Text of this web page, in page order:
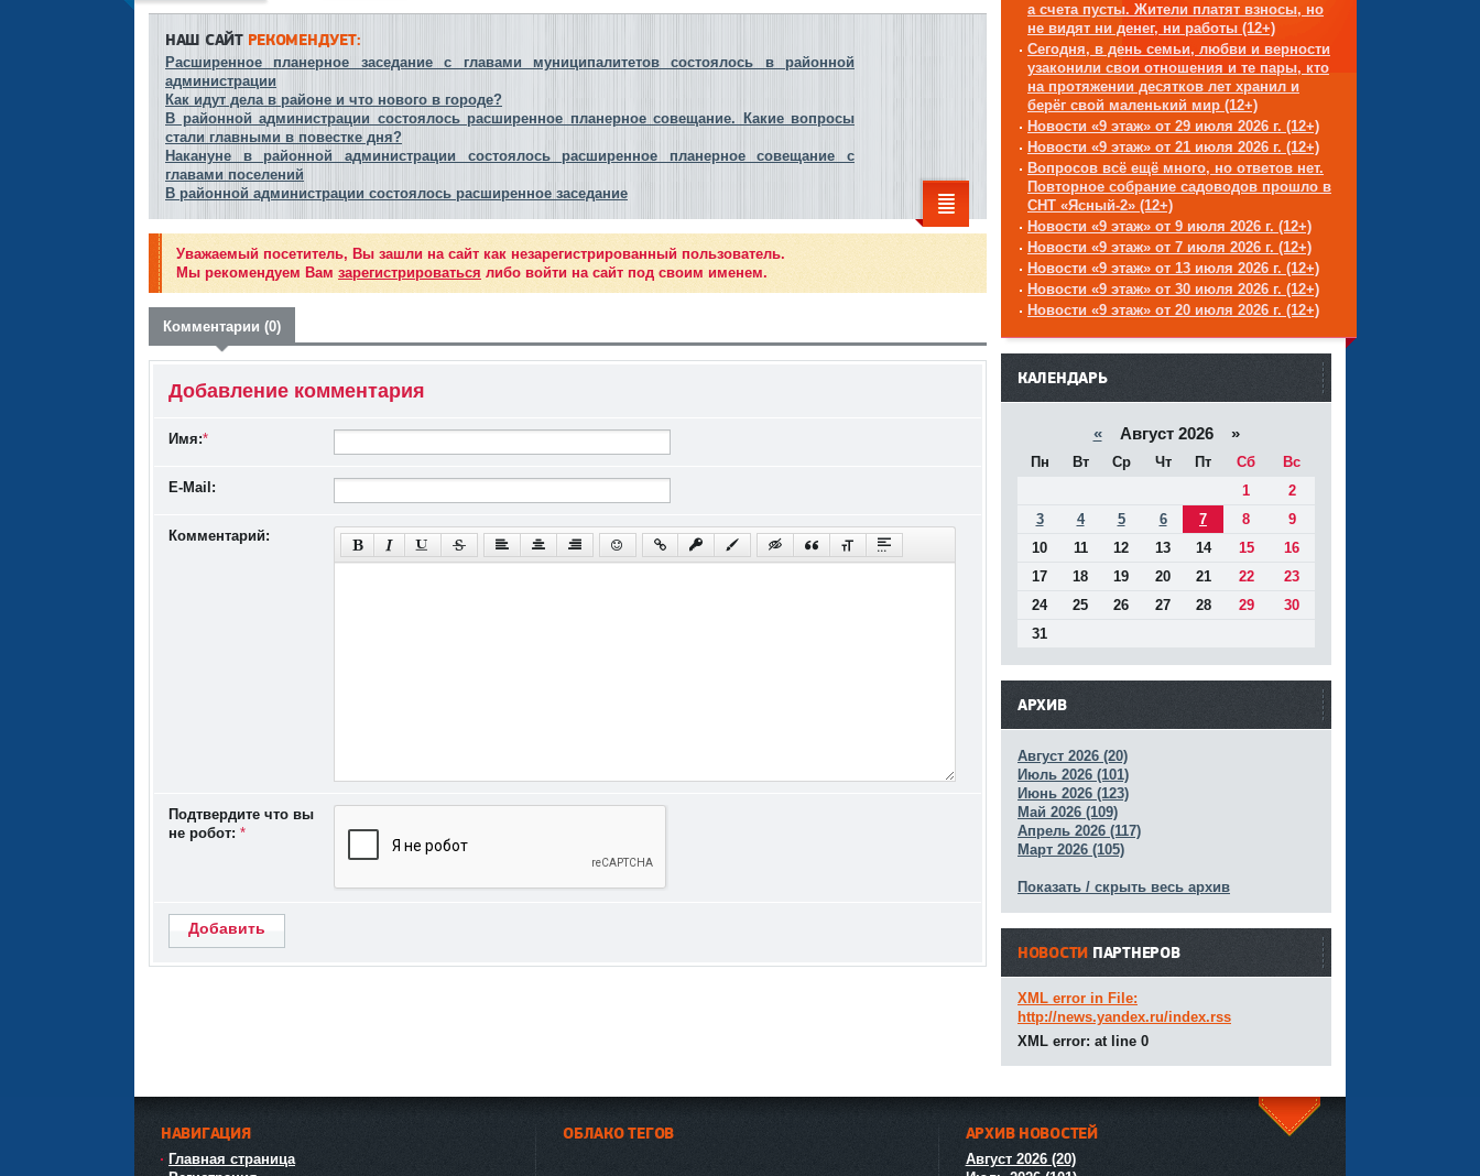
НАШ САЙТРЕКОМЕНДУЕТ:
Расширенное планерное заседание с главами муниципалитетов состоялось в районной
администрации
Как идут дела в районе и что нового в городе?
В районной администрации состоялось расширенное планерное совещание. Какие вопросы
стали главными в повестке дня?
Накануне в районной администрации состоялось расширенное планерное совещание с
главами поселений
В районной администрации состоялось расширенное заседание
Уважаемый посетитель, Вы зашли на сайт как незарегистрированный пользователь.
Мы рекомендуем Вам зарегистрироваться либо войти на сайт под своим именем.
Комментарии (0)
Добавление комментария
Имя:*
E-Mail:
Комментарий:
Подтвердите что вы
не робот: *
Добавить
а счета пусты. Жители платят взносы, но
не видят ни денег, ни работы (12+)
Сегодня, в день семьи, любви и верности
узаконили свои отношения и те пары, кто
на протяжении десятков лет хранил и
берёг свой маленький мир (12+)
Новости «9 этаж» от 29 июля 2026 г. (12+)
Новости «9 этаж» от 21 июля 2026 г. (12+)
Вопросов всё ещё много, но ответов нет.
Повторное собрание садоводов прошло в
СНТ «Ясный-2» (12+)
Новости «9 этаж» от 9 июля 2026 г. (12+)
Новости «9 этаж» от 7 июля 2026 г. (12+)
Новости «9 этаж» от 13 июля 2026 г. (12+)
Новости «9 этаж» от 30 июля 2026 г. (12+)
Новости «9 этаж» от 20 июля 2026 г. (12+)
------
КАЛЕНДАРЬ
«Август 2026 »
Пн Вт Ср Чт Пт Сб
Вс
1
2
3
4 5 6 7 8
9
10
11 12 13 14 15
16
17
18 19 20 21 22
23
24
25 26 27 28 29
30
31
АРХИВ
Август 2026 (20)
Июль 2026 (101)
Июнь 2026 (123)
Май 2026 (109)
Апрель 2026 (117)
Март 2026 (105)
Показать / скрыть весь архив
НОВОСТИ ПАРТНЕРОВ
XML error in File:
http://news.yandex.ru/index.rss
XML error: at line 0
НАВИГАЦИЯ
Главная страница
ОБЛАКО ТЕГОВ АРХИВ НОВОСТЕЙ
Август 2026 (20)